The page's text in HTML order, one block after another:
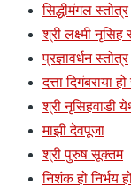
सिद्धीमंगल स्तोत्र
श्री लक्ष्मी नृसिह
प्रज्ञावर्धन स्तोत्र
दत्ता दिगंबराया
श्री नृसिहवाडी
माझी देवपूजा
श्री पुरुष सूक्तम
निशंक हो निर्भय